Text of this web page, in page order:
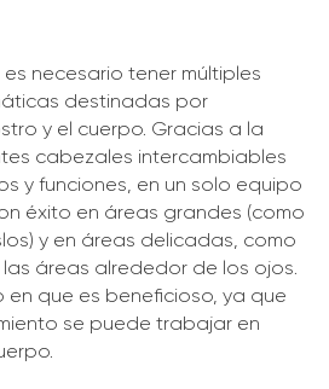
necesario tener múltiples
destinadas por
y el cuerpo. Gracias a la
cabezales intercambiables
y funciones, en un solo equipo
éxito en áreas grandes (como
y en áreas delicadas, como
áreas alrededor de los ojos.
en que es beneficioso, ya que
se puede trabajar en